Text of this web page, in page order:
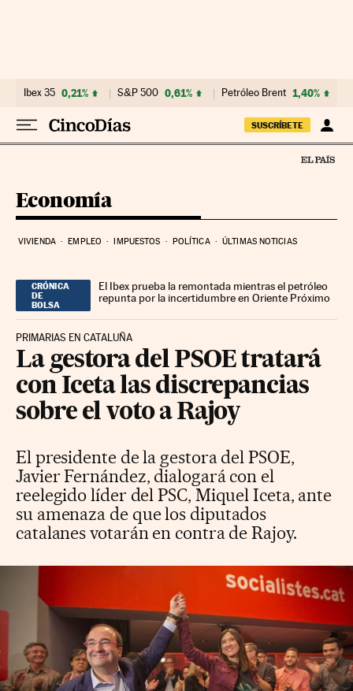
Ibex 35 0,21% S&P 500 0,61% Petróleo Brent 1,40%
SUSCRÍBETE
Economía
VIVIENDA EMPLEO IMPUESTOS POLÍTICA ÚLTIMAS NOTICIAS
CRÓNICA
DE
BOLSA
El Ibex prueba la remontada mientras el petróleo
repunta por la incertidumbre en Oriente Próximo
PRIMARIAS EN CATALUÑA
La gestora del PSOE tratará
con Iceta las discrepancias
sobre el voto a Rajoy
El presidente de la gestora del PSOE,
Javier Fernández, dialogará con el
reelegido líder del PSC, Miquel Iceta, ante
su amenaza de que los diputados
catalanes votarán en contra de Rajoy.